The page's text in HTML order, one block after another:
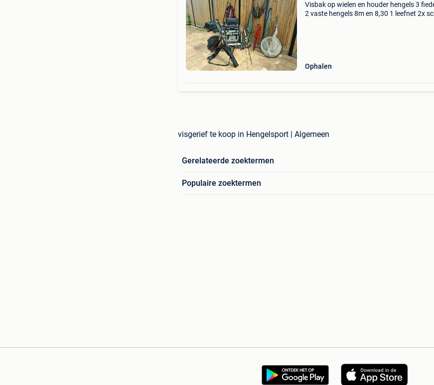
Visbak op wielen en houder hengels 3
2 vaste hengels 8m en 8,30 1 leefnet 2x
Ophalen
visgerief te koop in Hengelsport | Algemeen
Gerelateerde zoektermen
Populaire zoektermen